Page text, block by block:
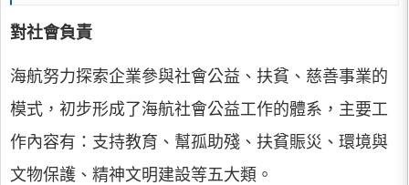
對社會負責
海航努力探索企業參與社會公益、扶貧、慈善事業的
模式，初步形成了海航社會公益工作的體系，主要工
作內容有：支持教育、幫孤助殘、扶貧賑災、環境與
文物保護、精神文明建設等五大類。